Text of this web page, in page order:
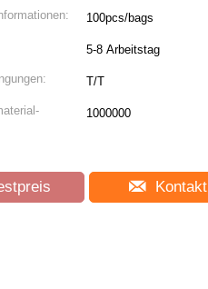
100pcs/bags
5-8 Arbeitstag
T/T
1000000
Kontakt